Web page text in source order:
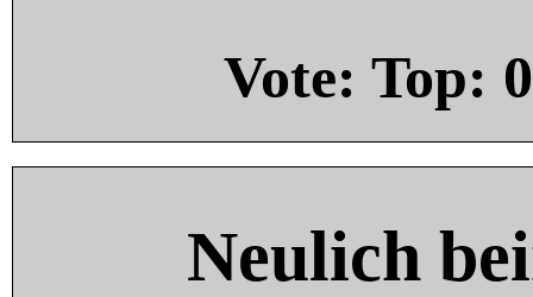
Vote: Top: 0
Neulich